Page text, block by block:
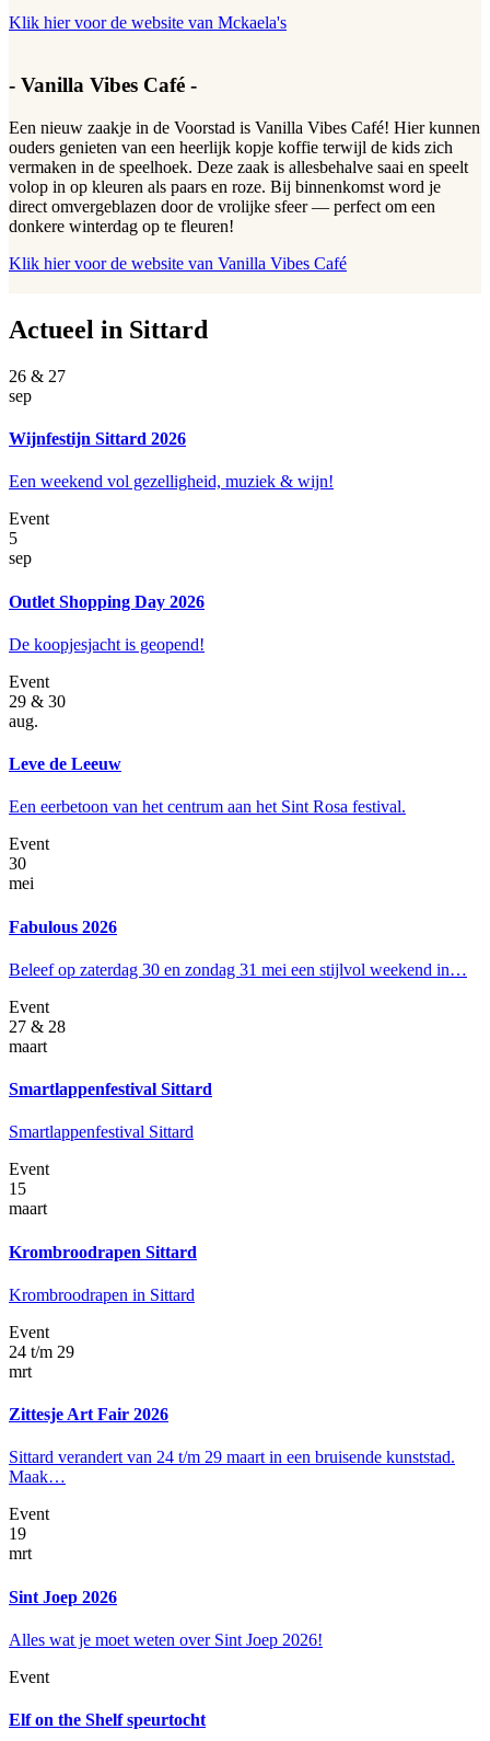
Klik hier voor de website van Mckaela's
- Vanilla Vibes Café -
Een nieuw zaakje in de Voorstad is Vanilla Vibes Café! Hier kunnen
ouders genieten van een heerlijk kopje koffie terwijl de kids zich
vermaken in de speelhoek. Deze zaak is allesbehalve saai en speelt
volop in op kleuren als paars en roze. Bij binnenkomst word je
direct omvergeblazen door de vrolijke sfeer — perfect om een
donkere winterdag op te fleuren!
Klik hier voor de website van Vanilla Vibes Café
Actueel in Sittard
26 & 27
sep
Wijnfestijn Sittard 2026
Een weekend vol gezelligheid, muziek & wijn!
Event
5
sep
Outlet Shopping Day 2026
De koopjesjacht is geopend!
Event
29 & 30
aug.
Leve de Leeuw
Een eerbetoon van het centrum aan het Sint Rosa festival.
Event
30
mei
Fabulous 2026
Beleef op zaterdag 30 en zondag 31 mei een stijlvol weekend in…
Event
27 & 28
maart
Smartlappenfestival Sittard
Smartlappenfestival Sittard
Event
15
maart
Krombroodrapen Sittard
Krombroodrapen in Sittard
Event
24 t/m 29
mrt
Zittesje Art Fair 2026
Sittard verandert van 24 t/m 29 maart in een bruisende kunststad.
Maak…
Event
19
mrt
Sint Joep 2026
Alles wat je moet weten over Sint Joep 2026!
Event
Elf on the Shelf speurtocht